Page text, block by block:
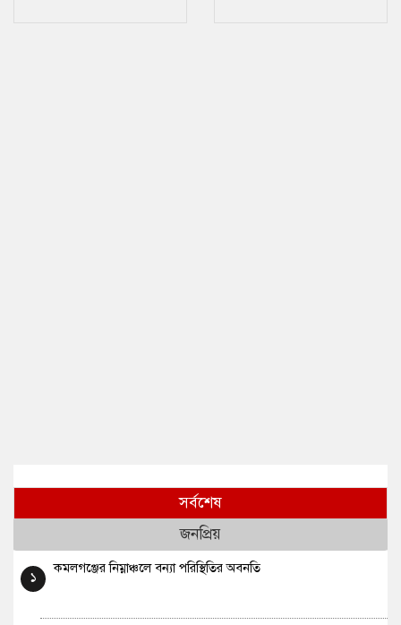
সর্বশেষ
জনপ্রিয়
১
কমলগঞ্জের নিম্নাঞ্চলে বন্যা পরিস্থিতির অবনতি